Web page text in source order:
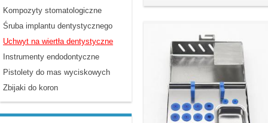
Kompozyty stomatologiczne
Śruba implantu dentystycznego
Uchwyt na wiertła dentystyczne
Instrumenty endodontyczne
Pistolety do mas wyciskowych
Zbijaki do koron